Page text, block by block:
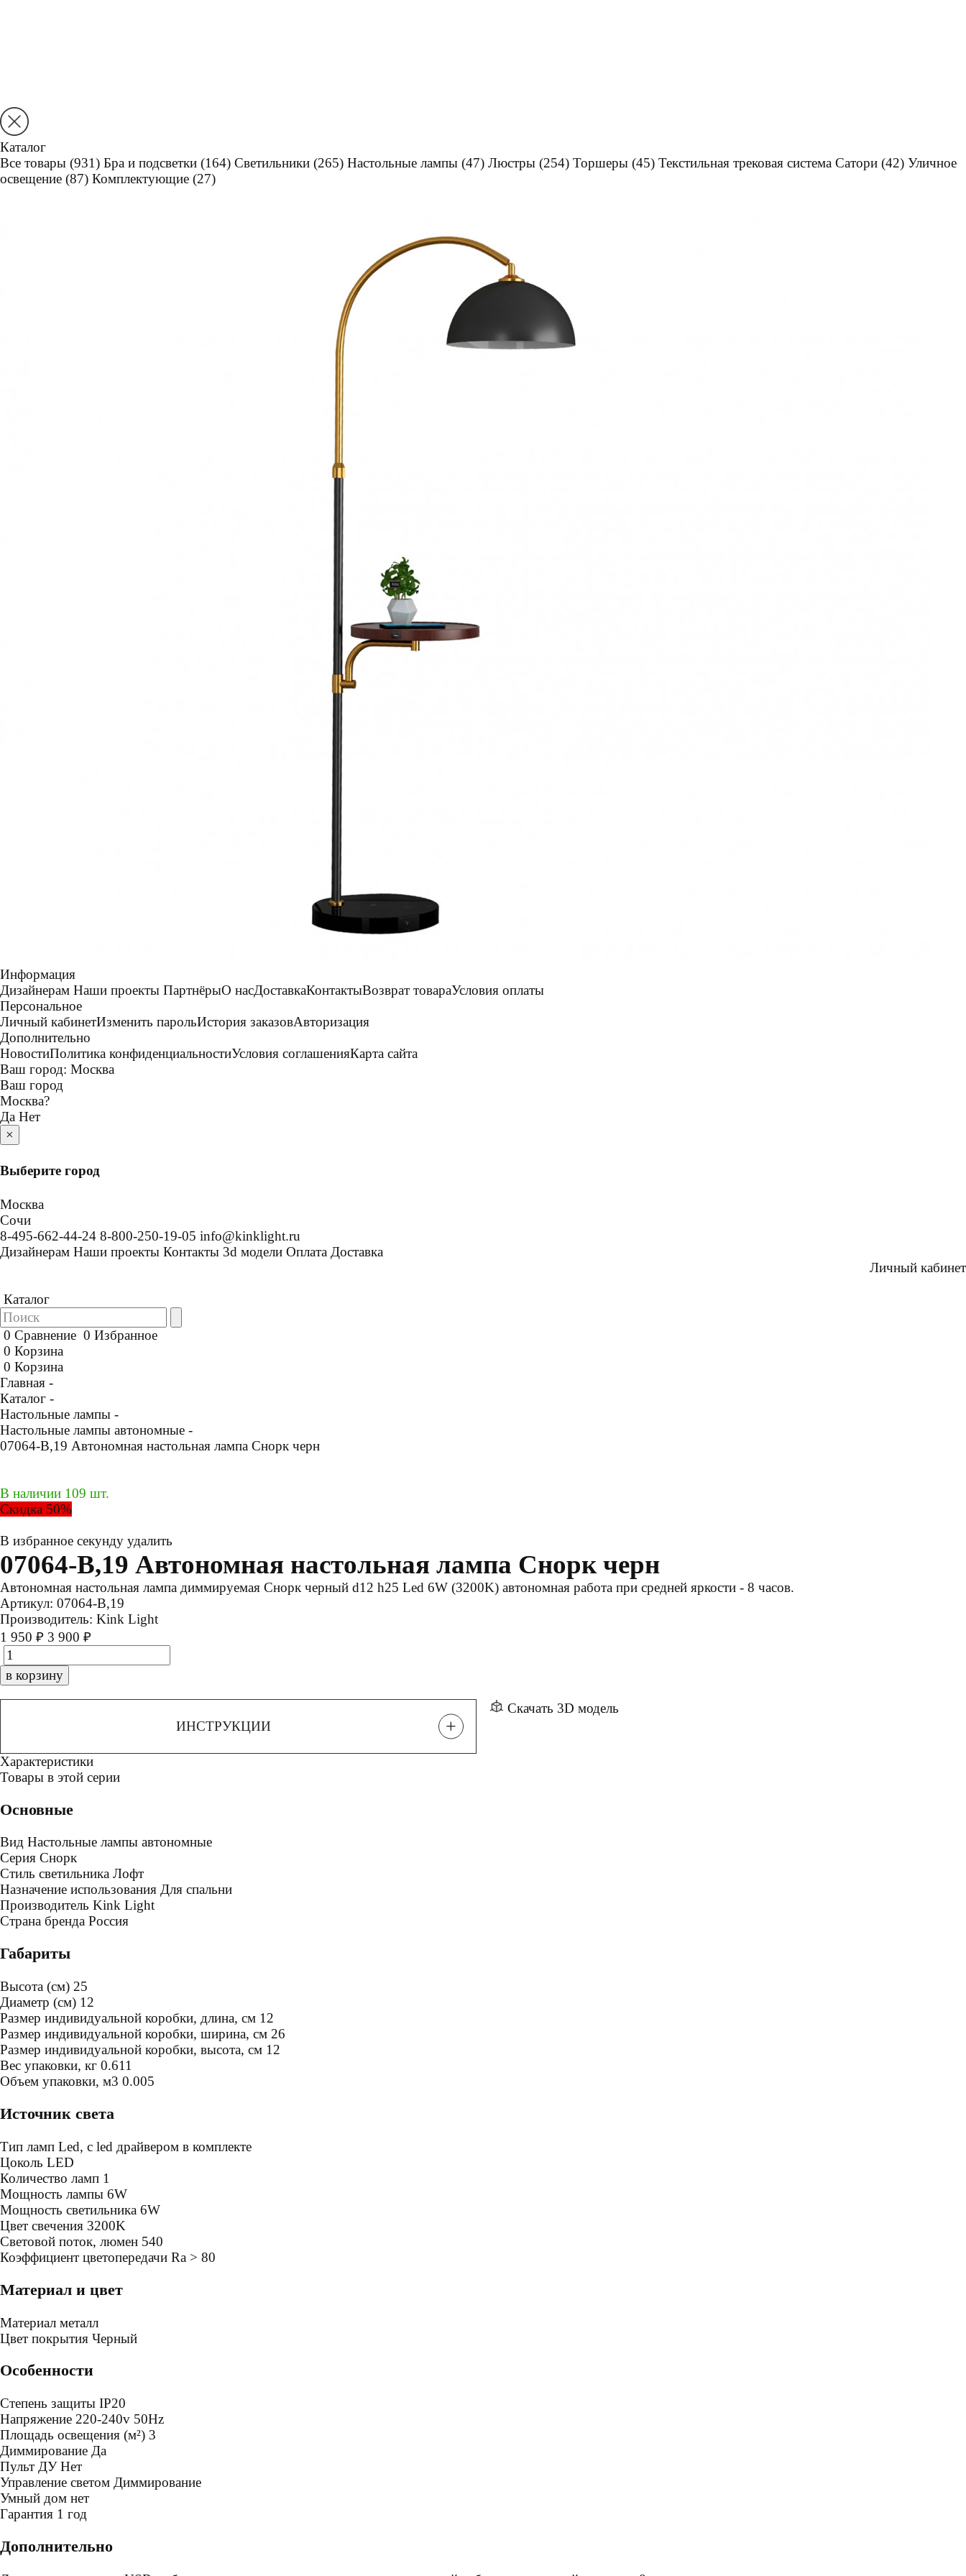
Каталог
Все товары (931) Бра и подсветки (164) Светильники (265) Настольные лампы (47) Люстры (254) Торшеры (45) Текстильная трековая система Сатори (42) Уличное
освещение (87) Комплектующие (27)
Информация
Дизайнерам Наши проекты ПартнёрыО насДоставкаКонтактыВозврат товараУсловия оплаты
Персональное
Личный кабинетИзменить парольИстория заказовАвторизация
Дополнительно
НовостиПолитика конфиденциальностиУсловия соглашенияКарта сайта
Ваш город: Москва
Ваш город
Москва?
Да Нет
×
Выберите город
Москва
Сочи
8-495-662-44-24 8-800-250-19-05 info@kinklight.ru
Дизайнерам Наши проекты Контакты 3d модели Оплата Доставка
Личный кабинет
Каталог
0 Сравнение 0 Избранное
0 Корзина
0 Корзина
Главная -
Каталог -
Настольные лампы -
Настольные лампы автономные -
07064-B,19 Автономная настольная лампа Снорк черн
В наличии 109 шт.
Скидка 50%
В избранное секунду удалить
07064-B,19 Автономная настольная лампа Снорк черн
Автономная настольная лампа диммируемая Снорк черный d12 h25 Led 6W (3200K) автономная работа при средней яркости - 8 часов.
Артикул: 07064-B,19
Производитель: Kink Light
1 950 ₽ 3 900 ₽
в корзину
ИНСТРУКЦИИ +
Скачать 3D модель
Характеристики
Товары в этой серии
Основные
Вид Настольные лампы автономные
Серия Снорк
Стиль светильника Лофт
Назначение использования Для спальни
Производитель Kink Light
Страна бренда Россия
Габариты
Высота (см) 25
Диаметр (см) 12
Размер индивидуальной коробки, длина, см 12
Размер индивидуальной коробки, ширина, см 26
Размер индивидуальной коробки, высота, см 12
Bес упаковки, кг 0.611
Oбъем упаковки, м3 0.005
Источник света
Тип ламп Led, с led драйвером в комплекте
Цоколь LED
Количество ламп 1
Мощность лампы 6W
Мощность светильника 6W
Цвет свечения 3200K
Световой поток, люмен 540
Коэффициент цветопередачи Ra > 80
Материал и цвет
Mатериал металл
Цвет покрытия Черный
Особенности
Степень защиты IP20
Напряжение 220-240v 50Hz
Площадь освещения (м²) 3
Диммирование Да
Пульт ДУНет
Управление светом Диммирование
Умный дом нет
Гарантия 1 год
Дополнительно